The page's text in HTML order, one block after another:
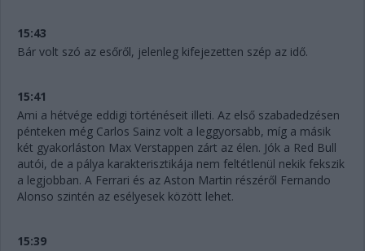
15:43
Bár volt szó az esőről, jelenleg kifejezetten szép az idő.
15:41
Ami a hétvége eddigi történéseit illeti. Az első szabadedzésen
pénteken még Carlos Sainz volt a leggyorsabb, míg a másik
két gyakorláston Max Verstappen zárt az élen. Jók a Red Bull
autói, de a pálya karakterisztikája nem feltétlenül nekik fekszik
a legjobban. A Ferrari és az Aston Martin részéről Fernando
Alonso szintén az esélyesek között lehet.
15:39